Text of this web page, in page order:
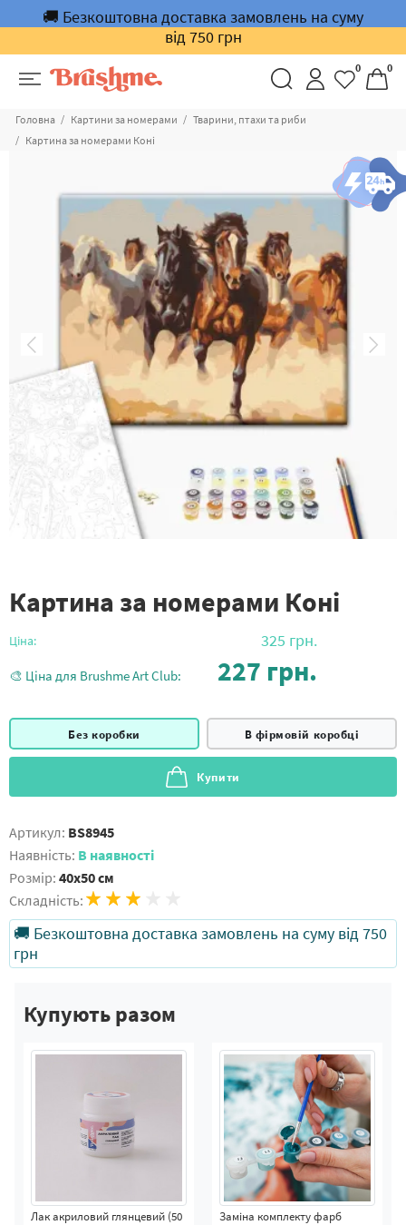
🚚 Безкоштовна доставка замовлень на суму
від 750 грн
0 0
Головна Картини за номерами
Тварини, птахи та риби
Картина за номерами Коні
Картина за номерами Коні
Ціна: 325 грн.
🎨 Ціна для Brushme Art Club: 227 грн.
Без коробки В фірмовій коробці
Купити
Артикул: BS8945
Наявність: В наявності
Розмір: 40x50 см
Складність:
🚚 Безкоштовна доставка замовлень на суму від 750
грн
Купують разом
Лак акриловий глянцевий (50
Заміна комплекту фарб